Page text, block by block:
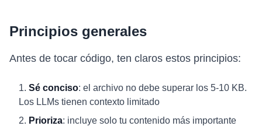
Principios generales
Antes de tocar código, ten claros estos principios:
Sé conciso: el archivo no debe superar los 5-10 KB.
Los LLMs tienen contexto limitado
Prioriza: incluye solo tu contenido más importante